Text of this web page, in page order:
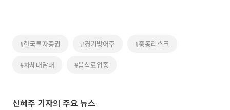
#한국투자증권 #경기방어주 #중동리스크
#차세대담배 #음식료업종
신혜주 기자의 주요 뉴스